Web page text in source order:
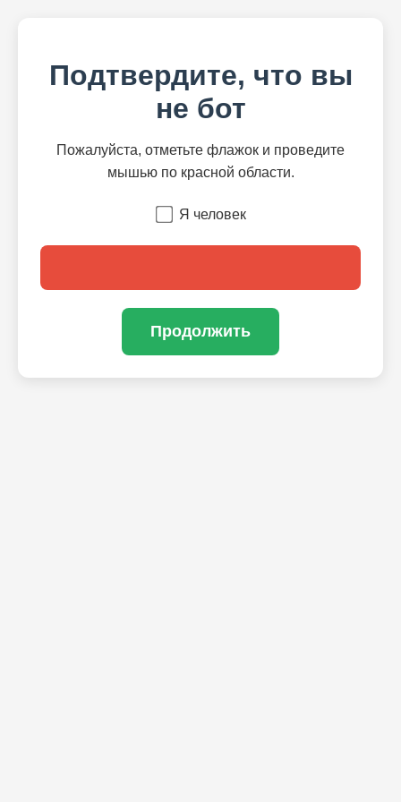
Подтвердите, что вы
не бот
Пожалуйста, отметьте флажок и проведите
мышью по красной области.
Я человек
Продолжить